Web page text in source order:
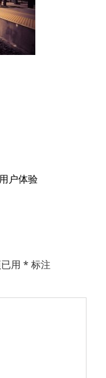
户体验
用 * 标注